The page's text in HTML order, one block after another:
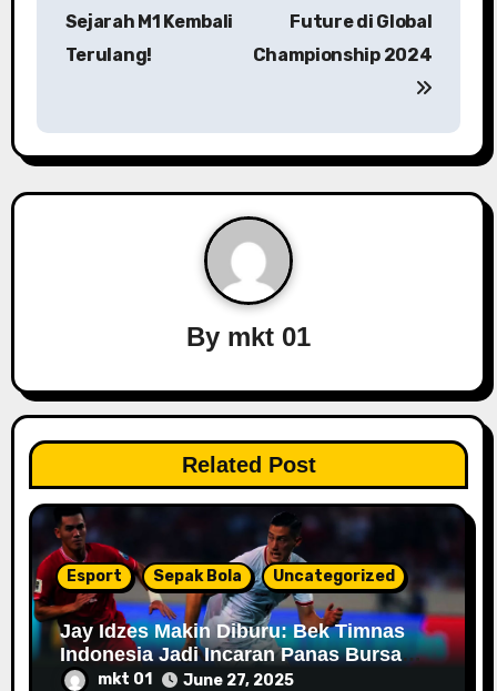
a
v
t
i
o
n
Sejarah M1 Kembali
Terulang!
Future di Global
Championship 2024
By mkt 01
Related Post
Esport Sepak Bola Uncategorized
Jay Idzes Makin Diburu: Bek Timnas
Indonesia Jadi Incaran Panas Bursa
Transfer 2025
mkt 01 June 27, 2025